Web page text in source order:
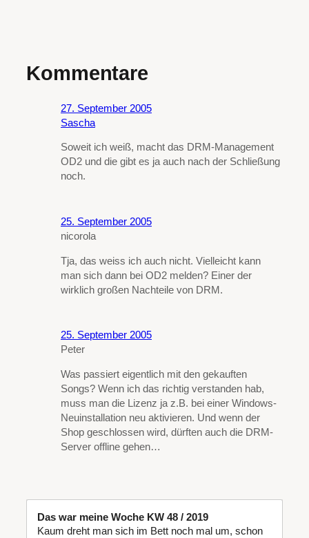
Kommentare
27. September 2005
Sascha
Soweit ich weiß, macht das DRM-Management
OD2 und die gibt es ja auch nach der Schließung
noch.
25. September 2005
nicorola
Tja, das weiss ich auch nicht. Vielleicht kann
man sich dann bei OD2 melden? Einer der
wirklich großen Nachteile von DRM.
25. September 2005
Peter
Was passiert eigentlich mit den gekauften
Songs? Wenn ich das richtig verstanden hab,
muss man die Lizenz ja z.B. bei einer Windows-
Neuinstallation neu aktivieren. Und wenn der
Shop geschlossen wird, dürften auch die DRM-
Server offline gehen…
Das war meine Woche KW 48 / 2019
Kaum dreht man sich im Bett noch mal um, schon